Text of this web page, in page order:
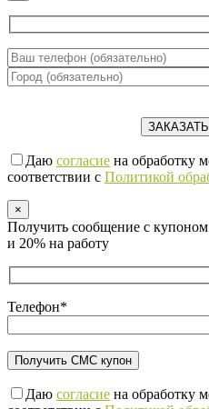
Даю согласие на обработку
соответствии с Политикой
×
Получить сообщение с
и 20% на работу
Телефон*
Даю согласие на обработку